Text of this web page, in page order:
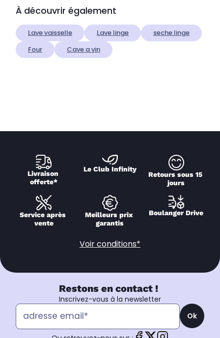
À découvrir également
Lave vaisselle Lave linge
seche linge
Four
Cave a vin
Livraison
offerte*
Le Club Infinity
Retours sous 15
jours
Service après
vente
Meilleurs prix
garantis
Boulanger Drive
Voir conditions*
Restons en contact !
Inscrivez-vous à la newsletter
Ok